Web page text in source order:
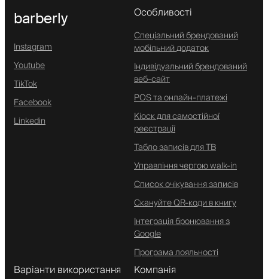
barberly
Instagram
Youtube
TikTok
Facebook
Linkedin
Особливості
Спеціальний брендований
мобільний додаток
Індивідуальний брендований
веб-сайт
POS та онлайн-платежі
Кіоск для самостійної
реєстрації
Табло записів для ТВ
Управління чергою walk-in
Список очікування записів
Скануйте QR-коди в книгу
Інтеграція бронювання з
Google
Програма лояльності
Варіанти використання Компанія